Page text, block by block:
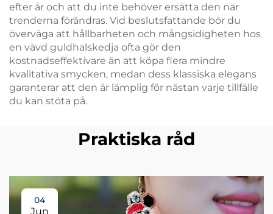
efter år och att du inte behöver ersätta den när
trenderna förändras. Vid beslutsfattande bör du
överväga att hållbarheten och mångsidigheten hos
en vävd guldhalskedja ofta gör den
kostnadseffektivare än att köpa flera mindre
kvalitativa smycken, medan dess klassiska elegans
garanterar att den är lämplig för nästan varje tillfälle
du kan stöta på.
Praktiska råd
04
Jun